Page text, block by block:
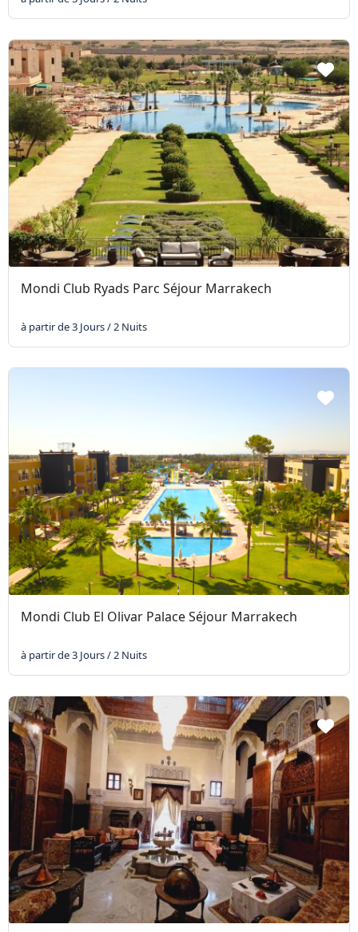
Mondi Club Ryads Parc Séjour Marrakech
à partir de 3 Jours / 2 Nuits
Mondi Club El Olivar Palace Séjour Marrakech
à partir de 3 Jours / 2 Nuits